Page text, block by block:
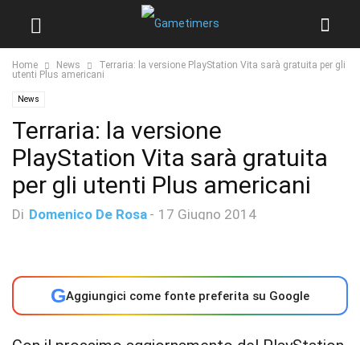
Home News
Terraria: la versione PlayStation Vita sarà gratuita per gli
utenti Plus americani
News
Terraria: la versione
PlayStation Vita sarà gratuita
per gli utenti Plus americani
Di Domenico De Rosa - 17 Giugno 2014
GAggiungici come fonte preferita su Google